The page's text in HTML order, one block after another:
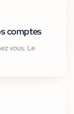
comptes
vous. Le